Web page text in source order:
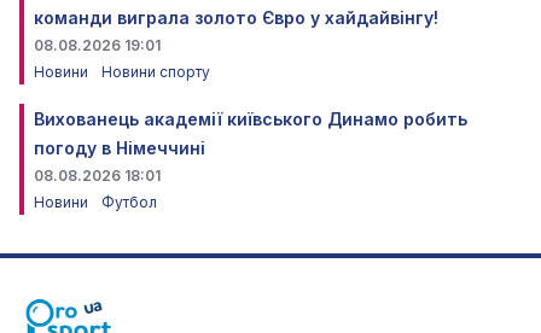
команди виграла золото Євро у хайдайвінгу!
08.08.2026 19:01
Новини
Новини спорту
Вихованець академії київського Динамо робить
погоду в Німеччині
08.08.2026 18:01
Новини
Футбол